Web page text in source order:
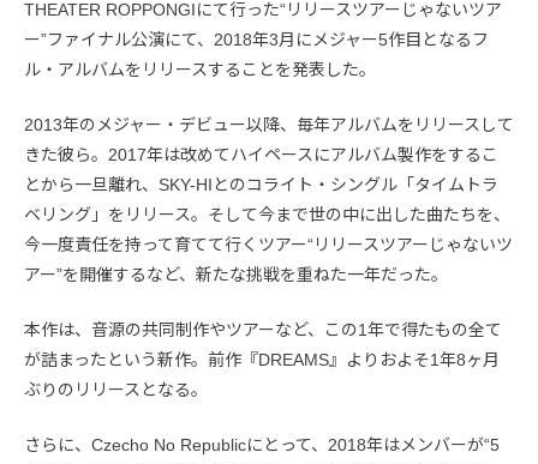
THEATER ROPPONGIにて行った“リリースツアーじゃないツア
ー”ファイナル公演にて、2018年3月にメジャー5作目となるフ
ル・アルバムをリリースすることを発表した。
2013年のメジャー・デビュー以降、毎年アルバムをリリースして
きた彼ら。2017年は改めてハイペースにアルバム製作をするこ
とから一旦離れ、SKY-HIとのコライト・シングル「タイムトラ
ベリング」をリリース。そして今まで世の中に出した曲たちを、
今一度責任を持って育てて行くツアー“リリースツアーじゃないツ
アー”を開催するなど、新たな挑戦を重ねた一年だった。
本作は、音源の共同制作やツアーなど、この1年で得たもの全て
が詰まったという新作。前作『DREAMS』よりおよそ1年8ヶ月
ぶりのリリースとなる。
さらに、Czecho No Republicにとって、2018年はメンバーが“5